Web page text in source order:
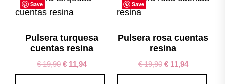
Save
Pulsera turquesa
cuentas resina
€19,90 € 11,94
Save
Pulsera rosa cuentas
resina
€19,90 €11,94